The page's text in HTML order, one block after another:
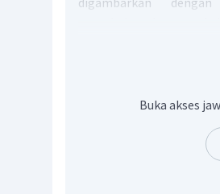
Gambar vektor a , b
Dengan
b
Buka akses